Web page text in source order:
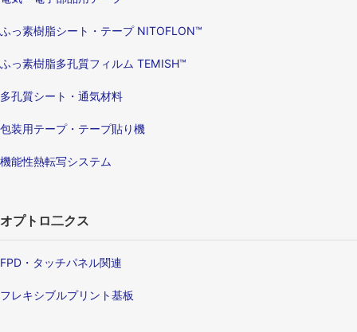
ふっ素樹脂シート・テープ NITOFLON™
ふっ素樹脂多孔質フィルム TEMISH™
多孔質シート・通気材料
包装用テープ・テープ貼り機
機能性熱転写システム
オプトロ二クス
FPD・タッチパネル関連
フレキシブルプリント基板